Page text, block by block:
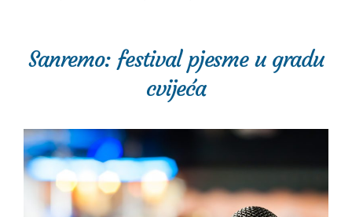
Sanremo: festival pjesme u gradu
cvijeća